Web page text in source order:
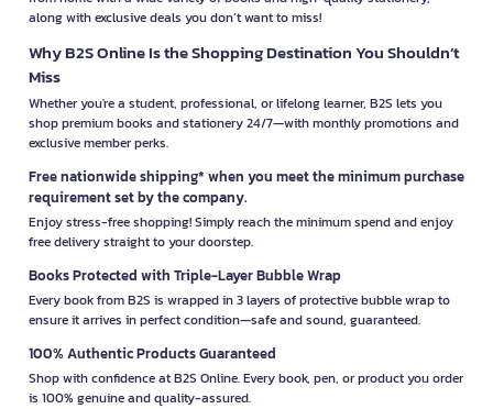
along with exclusive deals you don’t want to miss!
Why B2S Online Is the Shopping Destination You Shouldn’t
Miss
Whether you're a student, professional, or lifelong learner, B2S lets you
shop premium books and stationery 24/7—with monthly promotions and
exclusive member perks.
Free nationwide shipping* when you meet the minimum purchase
requirement set by the company.
Enjoy stress-free shopping! Simply reach the minimum spend and enjoy
free delivery straight to your doorstep.
Books Protected with Triple-Layer Bubble Wrap
Every book from B2S is wrapped in 3 layers of protective bubble wrap to
ensure it arrives in perfect condition—safe and sound, guaranteed.
100% Authentic Products Guaranteed
Shop with confidence at B2S Online. Every book, pen, or product you order
is 100% genuine and quality-assured.